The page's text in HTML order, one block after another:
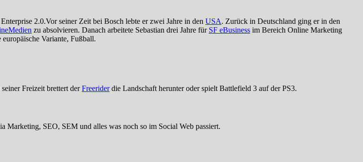
2.0.Vor seiner Zeit bei Bosch lebte er zwei Jahre in den USA. Zurück in Deutschland ging er in den
zu absolvieren. Danach arbeitete Sebastian drei Jahre für SF eBusiness im Bereich Online Marketing
europäische Variante, Fußball.
Freizeit brettert derFreeriderdie Landschaft herunter oder spielt Battlefield 3 auf der PS3.
Marketing, SEO, SEM und alles was noch so im Social Web passiert.